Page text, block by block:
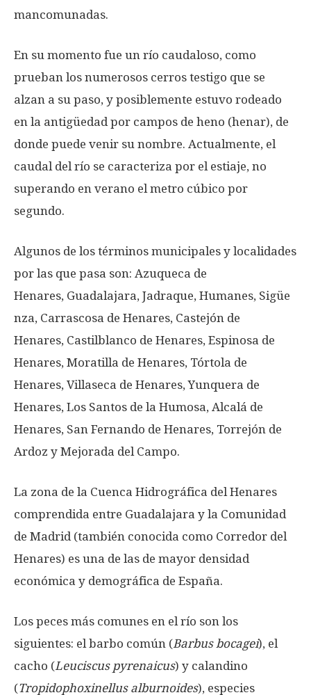
mancomunadas.
En su momento fue un río caudaloso, como
prueban los numerosos cerros testigo que se
alzan a su paso, y posiblemente estuvo rodeado
en la antigüedad por campos de heno (henar), de
donde puede venir su nombre. Actualmente, el
caudal del río se caracteriza por el estiaje, no
superando en verano el metro cúbico por
segundo.
Algunos de los términos municipales y localidades
por las que pasa son: Azuqueca de
Henares, Guadalajara, Jadraque, Humanes, Sigüe
nza, Carrascosa de Henares, Castejón de
Henares, Castilblanco de Henares, Espinosa de
Henares, Moratilla de Henares, Tórtola de
Henares, Villaseca de Henares, Yunquera de
Henares, Los Santos de la Humosa, Alcalá de
Henares, San Fernando de Henares, Torrejón de
Ardoz y Mejorada del Campo.
La zona de la Cuenca Hidrográfica del Henares
comprendida entre Guadalajara y la Comunidad
de Madrid (también conocida como Corredor del
Henares) es una de las de mayor densidad
económica y demográfica de España.
Los peces más comunes en el río son los
siguientes: el barbo común (Barbus bocagei), el
cacho (Leuciscus pyrenaicus) y calandino
(Tropidophoxinellus alburnoides), especies